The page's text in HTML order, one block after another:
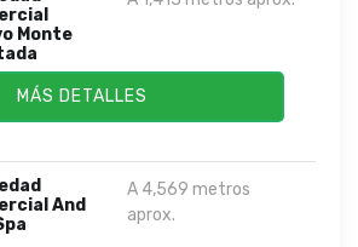
Monte
MÁS DETALLES
And
A 4,569 metros
aprox.